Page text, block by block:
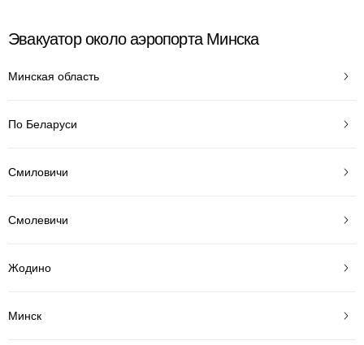
Эвакуатор около аэропорта Минска
Минская область
По Беларуси
Смиловичи
Смолевичи
Жодино
Минск